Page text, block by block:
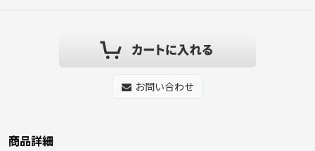
お問い合わせ
商品詳細